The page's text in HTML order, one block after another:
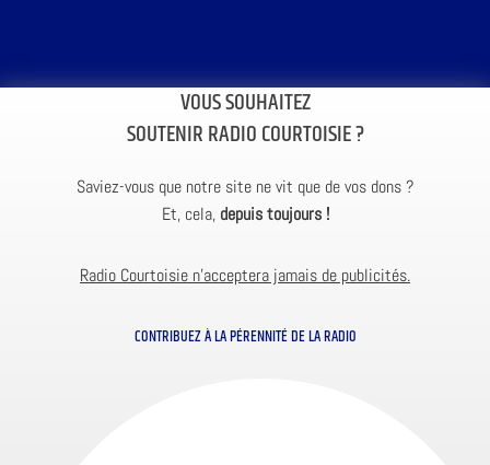
VOUS SOUHAITEZ
SOUTENIR RADIO COURTOISIE ?
Saviez-vous que notre site ne vit que de vos dons ?
Et, cela, depuis toujours !
Radio Courtoisie n’acceptera jamais de publicités.
CONTRIBUEZ À LA PÉRENNITÉ DE LA RADIO